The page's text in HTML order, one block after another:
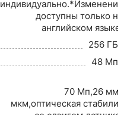
индивидуально.*Изменения
доступны только на
английском языке.
256 ГБ
48 Мп
70 Мп,26 мм,f/
мкм,оптическая